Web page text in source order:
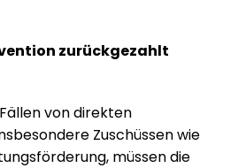
zurückgezahlt
von direkten
Zuschüssen wie
müssen die